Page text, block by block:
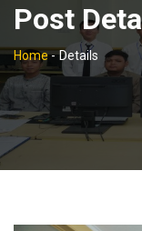
Post
Home- Details